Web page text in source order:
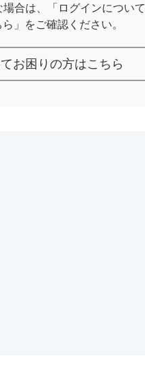
合は、「ログインについて
」をご確認ください。
お困りの方はこちら